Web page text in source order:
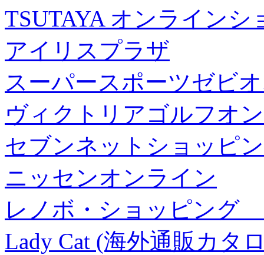
TSUTAYA オンラインシ
アイリスプラザ
スーパースポーツゼビ
ヴィクトリアゴルフオ
セブンネットショッピ
ニッセンオンライン
レノボ・ショッピング
Lady Cat (海外通販カタ